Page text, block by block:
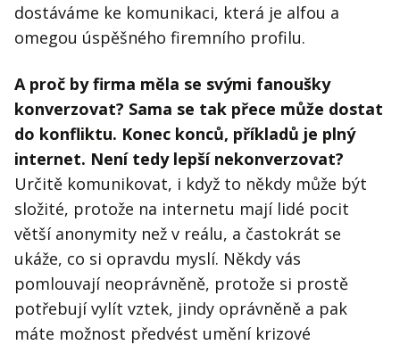
dostáváme ke komunikaci, která je alfou a
omegou úspěšného firemního profilu.
A proč by firma měla se svými fanoušky
konverzovat? Sama se tak přece může dostat
do konfliktu. Konec konců, příkladů je plný
internet. Není tedy lepší nekonverzovat?
Určitě komunikovat, i když to někdy může být
složité, protože na internetu mají lidé pocit
větší anonymity než v reálu, a častokrát se
ukáže, co si opravdu myslí. Někdy vás
pomlouvají neoprávněně, protože si prostě
potřebují vylít vztek, jindy oprávněně a pak
máte možnost předvést umění krizové